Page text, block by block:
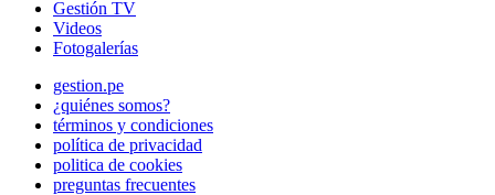
Gestión TV
Videos
Fotogalerías
gestion.pe
¿quiénes somos?
términos y condiciones
política de privacidad
politica de cookies
preguntas frecuentes